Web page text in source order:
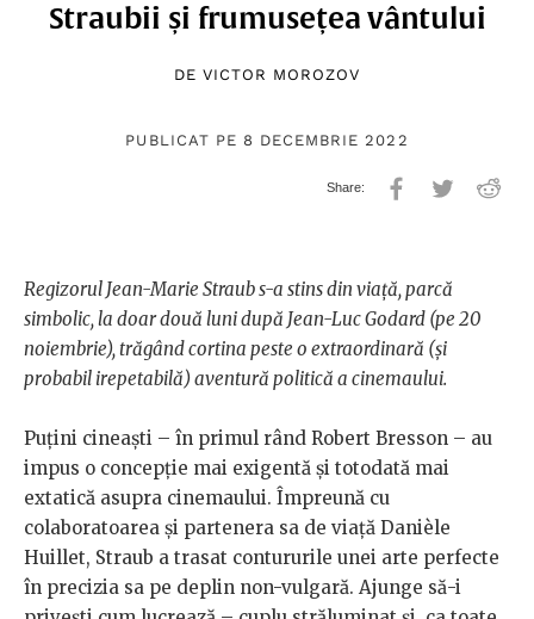
Straubii și frumusețea vântului
DE VICTOR MOROZOV
PUBLICAT PE 8 DECEMBRIE 2022
Regizorul Jean-Marie Straub s-a stins din viață, parcă
simbolic, la doar două luni după Jean-Luc Godard (pe 20
noiembrie), trăgând cortina peste o extraordinară (și
probabil irepetabilă) aventură politică a cinemaului.
Puțini cineaști – în primul rând Robert Bresson – au
impus o concepție mai exigentă și totodată mai
extatică asupra cinemaului. Împreună cu
colaboratoarea și partenera sa de viață Danièle
Huillet, Straub a trasat contururile unei arte perfecte
în precizia sa pe deplin non-vulgară. Ajunge să-i